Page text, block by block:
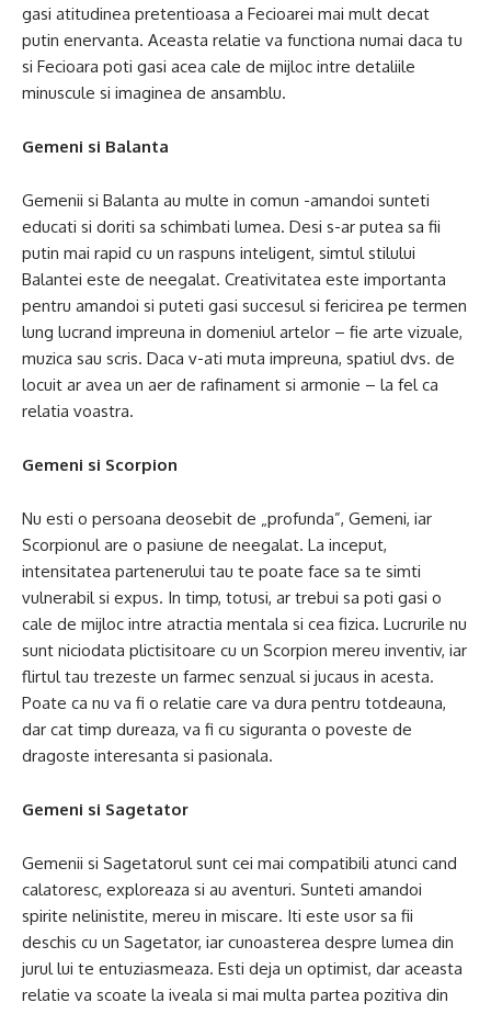
gasi atitudinea pretentioasa a Fecioarei mai mult decat
putin enervanta. Aceasta relatie va functiona numai daca tu
si Fecioara poti gasi acea cale de mijloc intre detaliile
minuscule si imaginea de ansamblu.
Gemeni si Balanta
Gemenii si Balanta au multe in comun -amandoi sunteti
educati si doriti sa schimbati lumea. Desi s-ar putea sa fii
putin mai rapid cu un raspuns inteligent, simtul stilului
Balantei este de neegalat. Creativitatea este importanta
pentru amandoi si puteti gasi succesul si fericirea pe termen
lung lucrand impreuna in domeniul artelor – fie arte vizuale,
muzica sau scris. Daca v-ati muta impreuna, spatiul dvs. de
locuit ar avea un aer de rafinament si armonie – la fel ca
relatia voastra.
Gemeni si Scorpion
Nu esti o persoana deosebit de „profunda”, Gemeni, iar
Scorpionul are o pasiune de neegalat. La inceput,
intensitatea partenerului tau te poate face sa te simti
vulnerabil si expus. In timp, totusi, ar trebui sa poti gasi o
cale de mijloc intre atractia mentala si cea fizica. Lucrurile nu
sunt niciodata plictisitoare cu un Scorpion mereu inventiv, iar
flirtul tau trezeste un farmec senzual si jucaus in acesta.
Poate ca nu va fi o relatie care va dura pentru totdeauna,
dar cat timp dureaza, va fi cu siguranta o poveste de
dragoste interesanta si pasionala.
Gemeni si Sagetator
Gemenii si Sagetatorul sunt cei mai compatibili atunci cand
calatoresc, exploreaza si au aventuri. Sunteti amandoi
spirite nelinistite, mereu in miscare. Iti este usor sa fii
deschis cu un Sagetator, iar cunoasterea despre lumea din
jurul lui te entuziasmeaza. Esti deja un optimist, dar aceasta
relatie va scoate la iveala si mai multa partea pozitiva din